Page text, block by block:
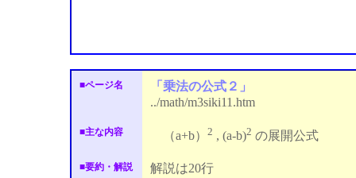
■ページ名
「乗法の公式２」
../math/m3siki11.htm
■主な内容 （a+b） 2 , (a-b)2 の展開公式
■要約・解説
解説は20行